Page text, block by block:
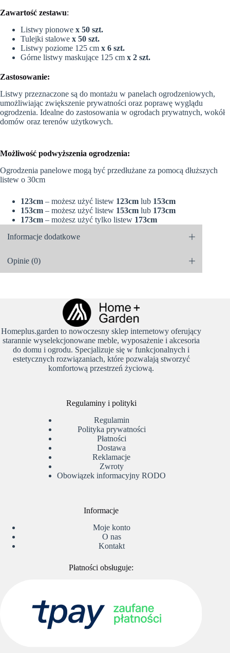
Zawartość zestawu:
Listwy pionowe x 50 szt.
Tulejki stalowe x 50 szt.
Listwy poziome 125 cm x 6 szt.
Górne listwy maskujące 125 cm x 2 szt.
Zastosowanie:
Listwy przeznaczone są do montażu w panelach ogrodzeniowych,
umożliwiając zwiększenie prywatności oraz poprawę wyglądu
ogrodzenia. Idealne do zastosowania w ogrodach prywatnych, wokół
domów oraz terenów użytkowych.
Możliwość podwyższenia ogrodzenia:
Ogrodzenia panelowe mogą być przedłużane za pomocą dłuższych
listew o 30cm
123cm – możesz użyć listew 123cm lub 153cm
153cm – możesz użyć listew 153cm lub 173cm
173cm – możesz użyć tylko listew 173cm
Informacje dodatkowe
Opinie (0)
Homeplus.garden to nowoczesny sklep internetowy oferujący
starannie wyselekcjonowane meble, wyposażenie i akcesoria
do domu i ogrodu. Specjalizuje się w funkcjonalnych i
estetycznych rozwiązaniach, które pozwalają stworzyć
komfortową przestrzeń życiową.
Regulaminy i polityki
Regulamin
Polityka prywatności
Płatności
Dostawa
Reklamacje
Zwroty
Obowiązek informacyjny RODO
Informacje
Moje konto
O nas
Kontakt
Płatności obsługuje: